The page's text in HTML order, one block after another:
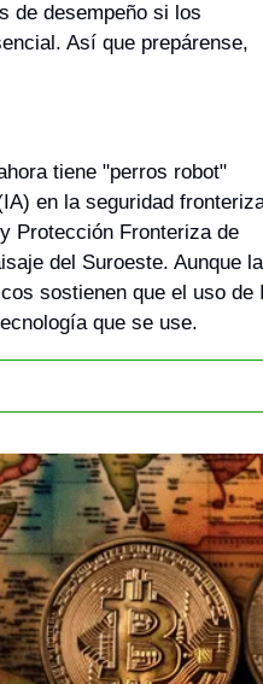
de desempeño si los
Así que prepárense,
tiene "perros robot"
en la seguridad
Protección Fronteriza de
del Suroeste. Aunque la
sostienen que el uso de
que se use.